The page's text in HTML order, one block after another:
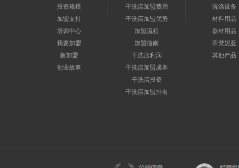
投资规模
加盟支持
培训中心
我要加盟
新加盟
创业故事
干洗店加盟费用
干洗店加盟优势
加盟流程
加盟指南
干洗店利润
干洗店加盟成本
干洗店投资
干洗店加盟排名
洗涤设备
材料用品
器材用品
蒂梵妮亚
其他产品